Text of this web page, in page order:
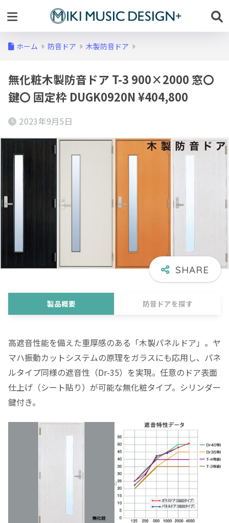
ホーム 防音ドア 木製防音ドア
無化粧木製防音ドア T-3 900×2000 窓〇
鍵〇 固定枠 DUGK0920N ¥404,800
2023年9月5日
製品概要 防音ドアを探す
高遮音性能を備えた重厚感のある「木製パネルドア」。ヤ
マハ振動カットシステムの原理をガラスにも応用し、パネ
ルタイプ同様の遮音性（Dr-35）を実現。任意のドア表面
仕上げ（シート貼り）が可能な無化粧タイプ。シリンダー
鍵付き。